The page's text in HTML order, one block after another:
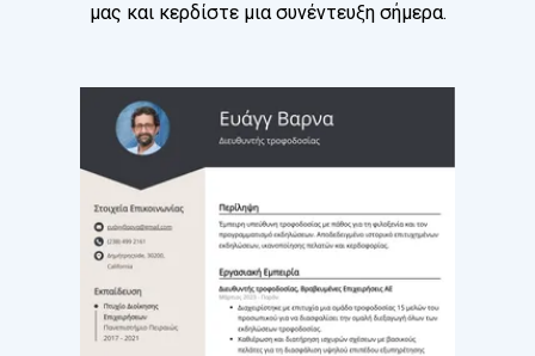
μας και κερδίστε μια συνέντευξη σήμερα.